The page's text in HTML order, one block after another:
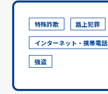
特殊詐欺 路上犯罪
インターネット・携帯電話
強盗